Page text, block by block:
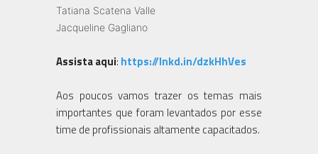
Tatiana Scatena Valle
Jacqueline Gagliano
Assista aqui: https://lnkd.in/dzkHhVes
Aos poucos vamos trazer os temas mais
importantes que foram levantados por esse
time de profissionais altamente capacitados.